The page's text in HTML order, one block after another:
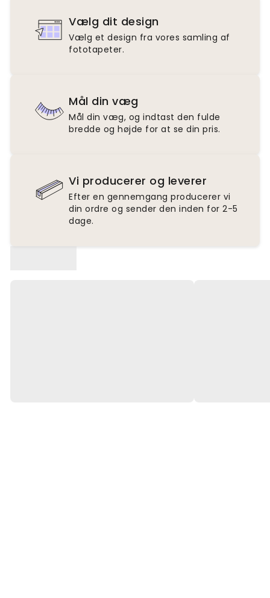
Vælg dit design
Vælg et design fra vores samling af
fototapeter.
Mål din væg
Mål din væg, og indtast den fulde
bredde og højde for at se din pris.
Vi producerer og leverer
Efter en gennemgang producerer vi
din ordre og sender den inden for 2-5
dage.